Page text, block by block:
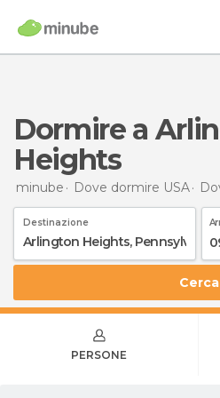
Dormire a Arlington
Heights
minube Dove dormire USA
Destinazione
Cerca
PERSONE